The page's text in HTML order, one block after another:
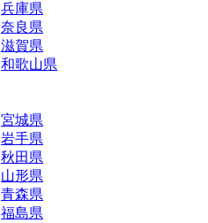
兵庫県
奈良県
滋賀県
和歌山県
宮城県
岩手県
秋田県
山形県
青森県
福島県